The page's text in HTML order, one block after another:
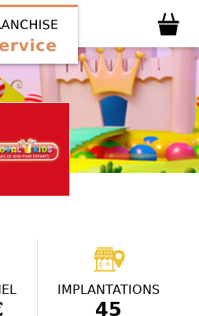
IMPLANTATIONS
45